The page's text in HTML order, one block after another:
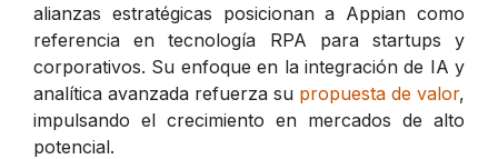
alianzas estratégicas posicionan a Appian como
referencia en tecnología RPA para startups y
corporativos. Su enfoque en la integración de IA y
analítica avanzada refuerza su propuesta de valor,
impulsando el crecimiento en mercados de alto
potencial.